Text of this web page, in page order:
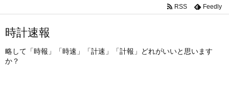
時計速報
略して「時報」「時速」「計速」「計報」どれがいいと思います
か？
RSS Feedly